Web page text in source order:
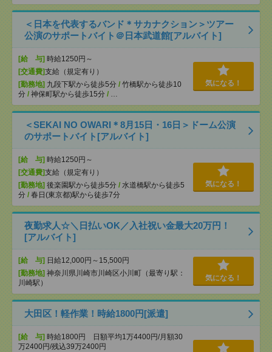
＜日本を代表するバンド＊サカナクション＞ツアー
公演のサポートバイト＠日本武道館[アルバイト]
[給 与] 時給1250円～
[交通費]支給（規定有り）
[勤務地] 九段下駅から徒歩5分 / 竹橋駅から徒歩10
分 / 神保町駅から徒歩15分 / …
気になる！
＜SEKAI NO OWARI＊8月15日・16日＞ドーム公演
のサポートバイト[アルバイト]
[給 与] 時給1250円～
[交通費]支給（規定有り）
[勤務地] 後楽園駅から徒歩5分 / 水道橋駅から徒歩5
分 / 春日(東京都)駅から徒歩7分
気になる！
夜勤求人☆＼日払いOK／入社祝い金最大20万円！
[アルバイト]
[給 与] 日給12,000円～15,500円
[勤務地] 神奈川県川崎市川崎区小川町（最寄り駅：
川崎駅）
気になる！
大田区！軽作業！時給1800円[派遣]
[給 与] 時給1800円 日額平均1万4400円/月額30
万2400円/残込39万2400円